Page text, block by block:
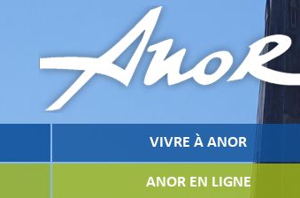
VIVRE À ANOR
ANOR EN LIGNE